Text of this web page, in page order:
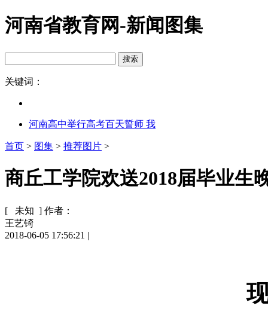
河南省教育网-新闻图集
关键词：
河南高中举行高考百天誓师 我
首页 > 图集 > 推荐图片 >
商丘工学院欢送2018届毕业生
[ 未知 ] 作者：
王艺锜
2018-06-05 17:56:21 |